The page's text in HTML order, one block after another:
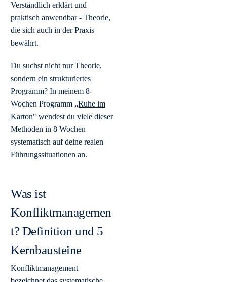
Verständlich erklärt und
praktisch anwendbar - Theorie,
die sich auch in der Praxis
bewährt.
Du suchst nicht nur Theorie,
sondern ein strukturiertes
Programm? In meinem 8-
Wochen Programm „Ruhe im
Karton" wendest du viele dieser
Methoden in 8 Wochen
systematisch auf deine realen
Führungssituationen an.
Was ist
Konfliktmanagemen
t? Definition und 5
Kernbausteine
Konfliktmanagement